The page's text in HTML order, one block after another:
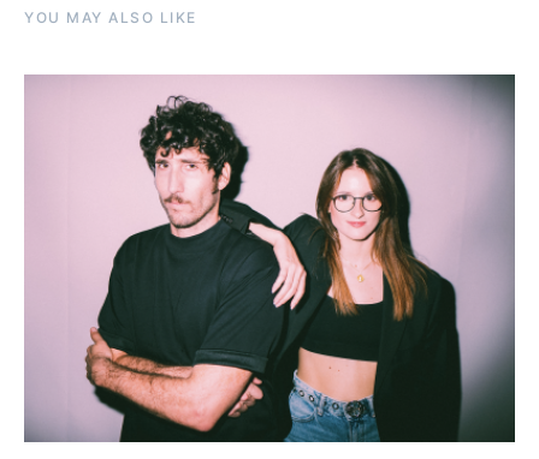
YOU MAY ALSO LIKE